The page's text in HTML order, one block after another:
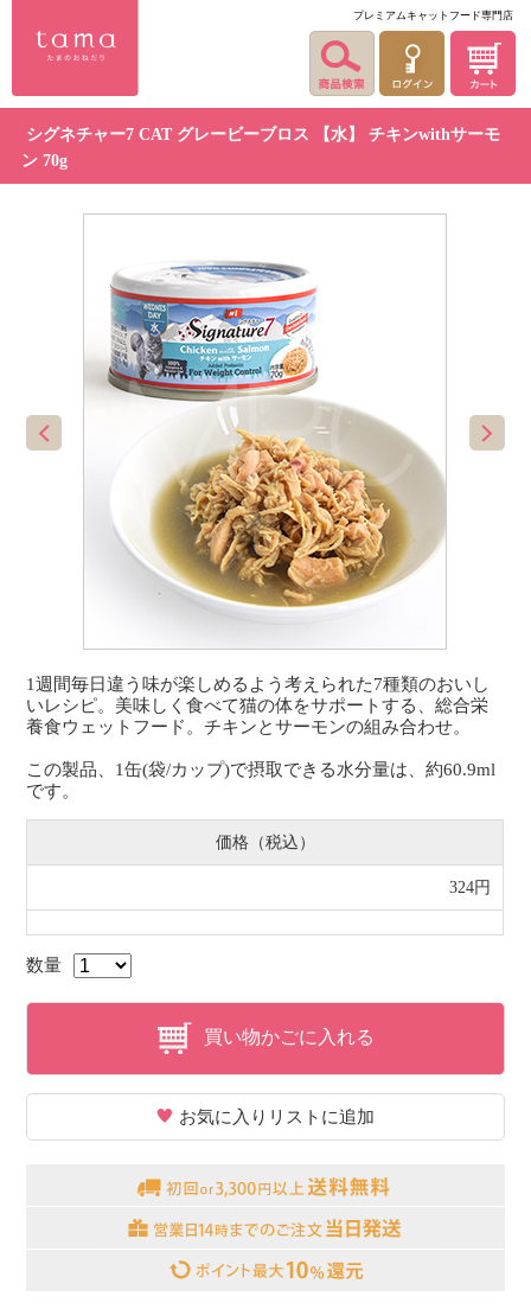
プレミアムキャットフード専門店
シグネチャー7 CAT グレービーブロス 【水】 チキンwithサーモ
ン 70g
1週間毎日違う味が楽しめるよう考えられた7種類のおいし
いレシピ。美味しく食べて猫の体をサポートする、総合栄
養食ウェットフード。チキンとサーモンの組み合わせ。
この製品、1缶(袋/カップ)で摂取できる水分量は、約60.9ml
です。
価格（税込）
324円
数量
買い物かごに入れる
お気に入りリストに追加